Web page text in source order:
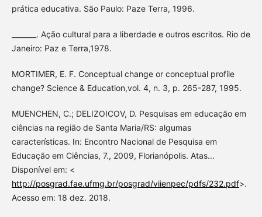
prática educativa. São Paulo: Paze Terra, 1996.
_______. Ação cultural para a liberdade e outros escritos. Rio de
Janeiro: Paz e Terra,1978.
MORTIMER, E. F. Conceptual change or conceptual profile
change? Science & Education,vol. 4, n. 3, p. 265-287, 1995.
MUENCHEN, C.; DELIZOICOV, D. Pesquisas em educação em
ciências na região de Santa Maria/RS: algumas
características. In: Encontro Nacional de Pesquisa em
Educação em Ciências, 7., 2009, Florianópolis. Atas...
Disponível em: <
http://posgrad.fae.ufmg.br/posgrad/viienpec/pdfs/232.pdf>.
Acesso em: 18 dez. 2018.